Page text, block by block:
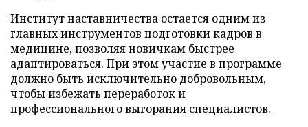
Институт наставничества остается одним из
главных инструментов подготовки кадров в
медицине, позволяя новичкам быстрее
адаптироваться. При этом участие в программе
должно быть исключительно добровольным,
чтобы избежать переработок и
профессионального выгорания специалистов.